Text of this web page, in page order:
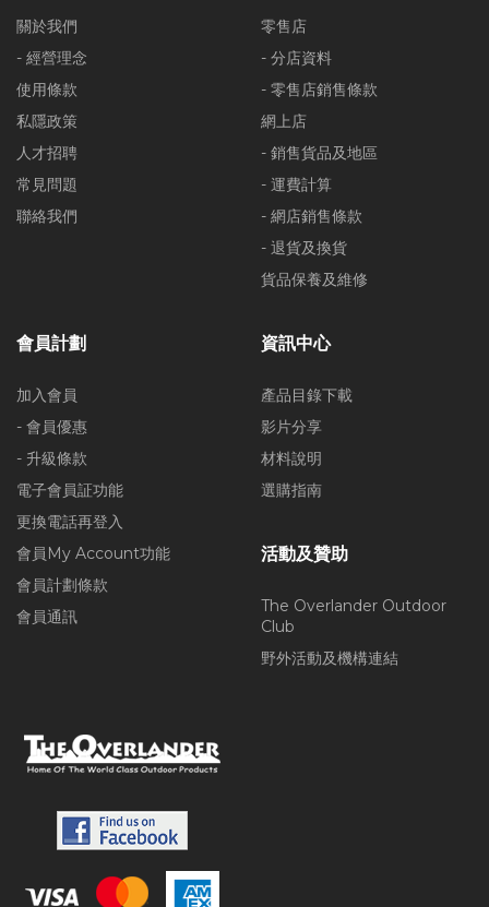
關於我們
- 經營理念
使用條款
私隱政策
人才招聘
常見問題
聯絡我們
零售店
- 分店資料
- 零售店銷售條款
網上店
- 銷售貨品及地區
- 運費計算
- 網店銷售條款
- 退貨及換貨
貨品保養及維修
會員計劃
加入會員
- 會員優惠
- 升級條款
電子會員証功能
更換電話再登入
會員My Account功能
會員計劃條款
會員通訊
資訊中心
產品目錄下載
影片分享
材料說明
選購指南
活動及贊助
The Overlander Outdoor
Club
野外活動及機構連結